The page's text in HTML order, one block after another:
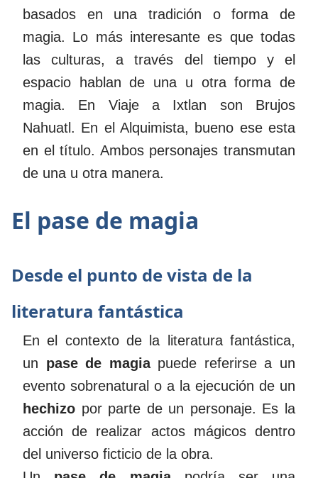
basados en una tradición o forma de
magia. Lo más interesante es que todas
las culturas, a través del tiempo y el
espacio hablan de una u otra forma de
magia. En Viaje a Ixtlan son Brujos
Nahuatl. En el Alquimista, bueno ese esta
en el título. Ambos personajes transmutan
de una u otra manera.
El pase de magia
Desde el punto de vista de la
literatura fantástica
En el contexto de la literatura fantástica,
un pase de magiapuede referirse a un
evento sobrenatural o a la ejecución de un
hechizo por parte de un personaje. Es la
acción de realizar actos mágicos dentro
del universo ficticio de la obra.